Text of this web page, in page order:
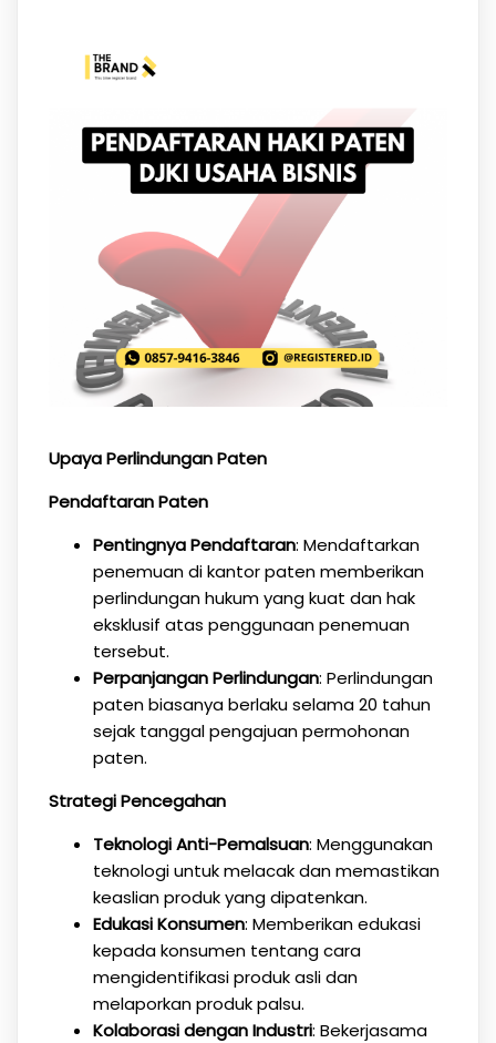
Upaya Perlindungan Paten
Pendaftaran Paten
Pentingnya Pendaftaran: Mendaftarkan
penemuan di kantor paten memberikan
perlindungan hukum yang kuat dan hak
eksklusif atas penggunaan penemuan
tersebut.
Perpanjangan Perlindungan: Perlindungan
paten biasanya berlaku selama 20 tahun
sejak tanggal pengajuan permohonan
paten.
Strategi Pencegahan
Teknologi Anti-Pemalsuan: Menggunakan
teknologi untuk melacak dan memastikan
keaslian produk yang dipatenkan.
Edukasi Konsumen: Memberikan edukasi
kepada konsumen tentang cara
mengidentifikasi produk asli dan
melaporkan produk palsu.
Kolaborasi dengan Industri: Bekerjasama